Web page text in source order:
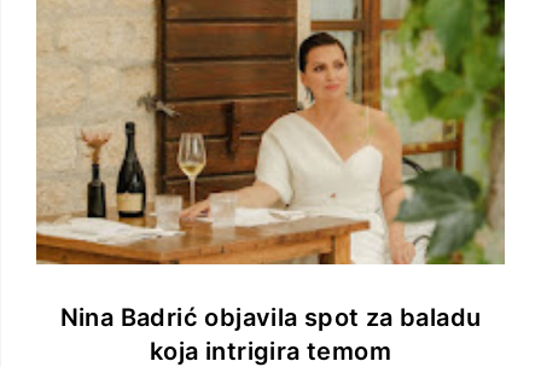
Nina Badrić objavila spot za baladu
koja intrigira temom